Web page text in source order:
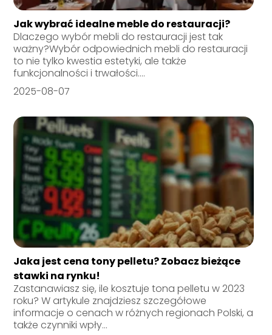
Jak wybrać idealne meble do restauracji?
Dlaczego wybór mebli do restauracji jest tak
ważny?Wybór odpowiednich mebli do restauracji
to nie tylko kwestia estetyki, ale także
funkcjonalności i trwałości....
2025-08-07
Jaka jest cena tony pelletu? Zobacz bieżące
stawki na rynku!
Zastanawiasz się, ile kosztuje tona pelletu w 2023
roku? W artykule znajdziesz szczegółowe
informacje o cenach w różnych regionach Polski, a
także czynniki wpły...